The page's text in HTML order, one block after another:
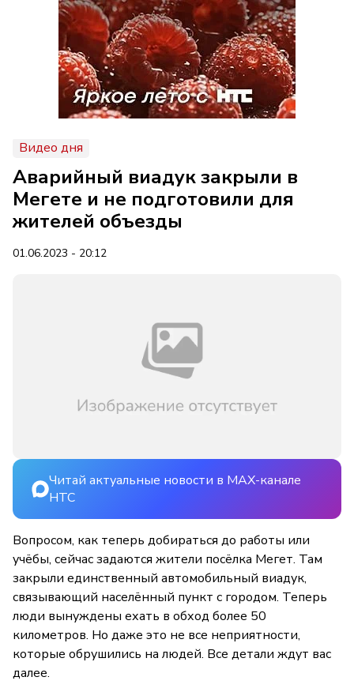
Видео дня
Аварийный виадук закрыли в
Мегете и не подготовили для
жителей объезды
01.06.2023 - 20:12
Читай актуальные новости в MAX-канале
НТС
Вопросом, как теперь добираться до работы или
учёбы, сейчас задаются жители посёлка Мегет. Там
закрыли единственный автомобильный виадук,
связывающий населённый пункт с городом. Теперь
люди вынуждены ехать в обход более 50
километров. Но даже это не все неприятности,
которые обрушились на людей. Все детали ждут вас
далее.